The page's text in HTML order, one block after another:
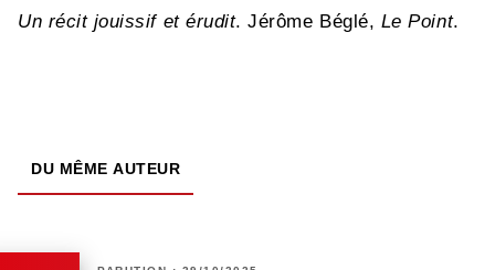
Un récit jouissif et érudit. Jérôme Béglé, Le Point.
DU MÊME AUTEUR